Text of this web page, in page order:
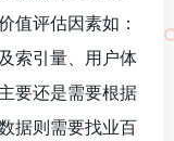
值评估因素如：
索引量、用户体
要还是需要根据
据则需要找业百